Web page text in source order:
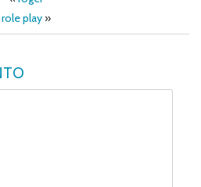
role play»